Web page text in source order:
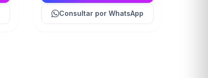
Consultar por WhatsApp